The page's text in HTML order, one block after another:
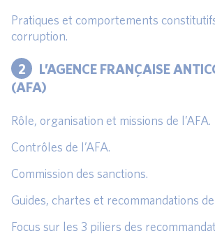
Pratiques et comportements
corruption.
2
L’AGENCE FRANÇAISE
(AFA)
Rôle, organisation et missions de l’AFA.
Contrôles de l’AFA.
Commission des sanctions.
Guides, chartes et recommandations de
Focus sur les 3 piliers des